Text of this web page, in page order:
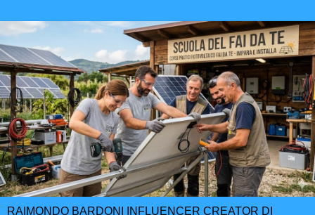
RAIMONDO BARDONI INFLUENCER CREATOR DI